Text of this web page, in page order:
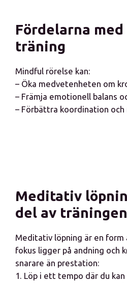
Fördelarna
träning
Mindful rörelse kan:
– Öka medvetenheten om
– Främja emotionell balans
– Förbättra koordination
Meditativ
del av träningen
Meditativ löpning är en form
fokus ligger på andning och
snarare än prestation:
1. Löp i ett tempo där du